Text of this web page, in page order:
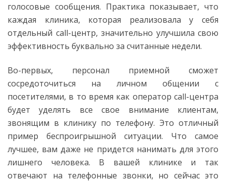
голосовые сообщения. Практика показывает, что
каждая клиника, которая реализовала у себя
отдельный call-центр, значительно улучшила свою
эффективность буквально за считанные недели.
Во-первых, персонал приемной сможет
сосредоточиться на личном общении с
посетителями, в то время как оператор call-центра
будет уделять все свое внимание клиентам,
звонящим в клинику по телефону. Это отличный
пример беспроигрышной ситуации. Что самое
лучшее, вам даже не придется нанимать для этого
лишнего человека. В вашей клинике и так
отвечают на телефонные звонки, но сейчас это